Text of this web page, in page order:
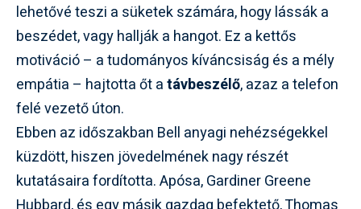
lehetővé teszi a süketek számára, hogy lássák a
beszédet, vagy hallják a hangot. Ez a kettős
motiváció – a tudományos kíváncsiság és a mély
empátia – hajtotta őt atávbeszélő, azaz a telefon
felé vezető úton.
Ebben az időszakban Bell anyagi nehézségekkel
küzdött, hiszen jövedelmének nagy részét
kutatásaira fordította. Apósa, Gardiner Greene